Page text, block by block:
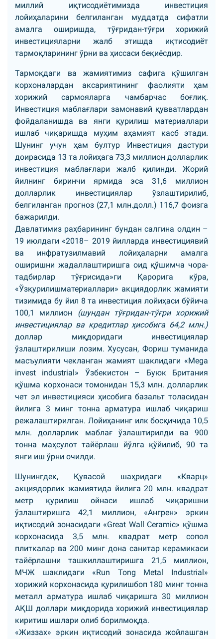
миллий иқтисодиётимизда инвестиция
лойиҳаларини белгиланган муддатда сифатли
амалга оширишда, тўғридан-тўғри хорижий
инвестицияларни жалб этишда иқтисодиёт
тармоқларининг ўрни ва ҳиссаси беқиёсдир.
Тармоқдаги ва жамиятимиз сафига қўшилган
корхоналардан аксариятининг фаолияти ҳам
хорижий сармояларга чамбарчас боғлиқ.
Инвестиция маблағлари замонавий қувватлардан
фойдаланишда ва янги қурилиш материаллари
ишлаб чиқаришда муҳим аҳамият касб этади.
Шунинг учун ҳам бултур Инвестиция дастури
доирасида 13 та лойиҳага 73,3 миллион долларлик
инвестиция маблағлари жалб қилинди. Жорий
йилнинг биринчи ярмида эса 31,6 миллион
долларлик инвестициялар ўзлаштирилиб,
белгиланган прогноз (27,1 млн.долл.) 116,7 фоизга
бажарилди.
Давлатимиз раҳбарининг бундан салгина олдин –
19 июлдаги «2018– 2019 йилларда инвестициявий
ва инфратузилмавий лойиҳаларни амалга
оширишни жадаллаштиришга оид қўшимча чора-
тадбирлар тўғрисида»ги Қарорига кўра,
«Ўзқурилишматериаллари» акциядорлик жамияти
тизимида бу йил 8 та инвестиция лойиҳаси бўйича
100,1 миллион (шундан тўғридан-тўғри хорижий
инвестициялар ва кредитлар ҳисобига 64,2 млн.)
доллар миқдоридаги инвестициялар
ўзлаштирилиши лозим. Хусусан, Фориш туманида
масъулияти чекланган жамият шаклидаги «Mega
invest industrial» Ўзбекистон – Буюк Британия
қўшма корхонаси томонидан 15,3 млн. долларлик
чет эл инвестицияси ҳисобига базальт толасидан
йилига 3 минг тонна арматура ишлаб чиқариш
режалаштирилган. Лойиҳанинг илк босқичида 10,5
млн. долларлик маблағ ўзлаштирилди ва 900
тонна маҳсулот тайёрлаш йўлга қўйилиб, 90 та
янги иш ўрни очилди.
Шунингдек, Қувасой шаҳридаги «Кварц»
акциядорлик жамиятида йилига 20 млн. квадрат
метр қурилиш ойнаси ишлаб чиқаришни
ўзлаштиришга 42,1 миллион, «Ангрен» эркин
иқтисодий зонасидаги «Great Wall Ceramic» қўшма
корхонасида 3,5 млн. квадрат метр сопол
плиткалар ва 200 минг дона санитар керамикаси
тайёрлашни ташкиллаштиришга 21,5 миллион,
МЧЖ шаклидаги «Run Tong Metal Industrial»
хорижий корхонасида қурилишбоп 180 минг тонна
металл арматура ишлаб чиқаришга 30 миллион
АҚШ доллари миқдорида хорижий инвестициялар
киритиш ишлари олиб борилмоқда.
«Жиззах» эркин иқтисодий зонасида жойлашган